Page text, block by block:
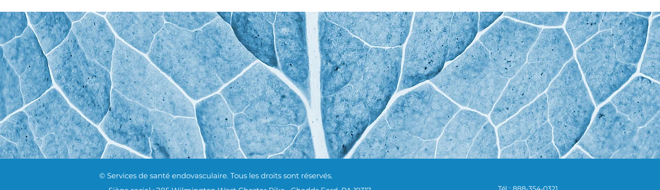
© Services de santé endovasculaire. Tous les droits sont réservés.